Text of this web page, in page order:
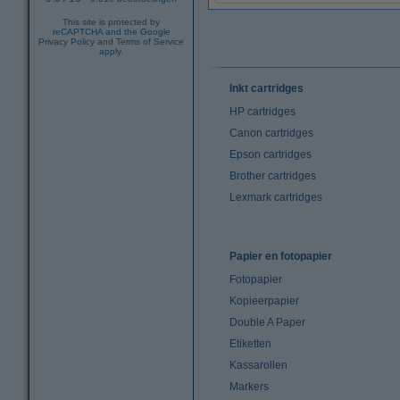
This site is protected by
reCAPTCHA and the Google
Privacy Policy and Terms of Service
apply.
Inkt cartridges
HP cartridges
Canon cartridges
Epson cartridges
Brother cartridges
Lexmark cartridges
Papier en fotopapier
Fotopapier
Kopieerpapier
Double A Paper
Etiketten
Kassarollen
Markers